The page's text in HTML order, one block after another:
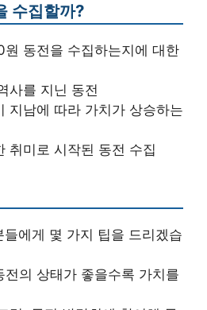
수집할까?
동전을 수집하는지에 대한
사를 지닌 동전
지남에 따라 가치가 상승하는
취미로 시작된 동전 수집
에게 몇 가지 팁을 드리겠습
전의 상태가 좋을수록 가치를